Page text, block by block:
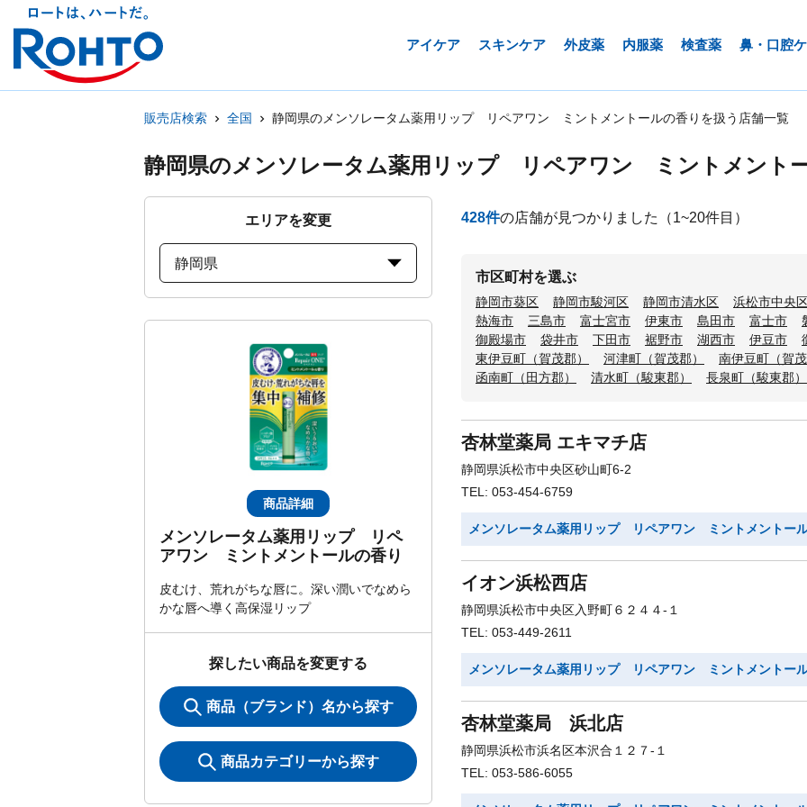
アイケア スキンケア 外皮薬 内服薬 検査薬 鼻・口腔
販売店検索 全国 静岡県のメンソレータム薬用リップ リペアワン ミントメントールの香りを扱う店舗一覧
静岡県のメンソレータム薬用リップ リペアワン ミントメント
エリアを変更
静岡県
商品詳細
メンソレータム薬用リップ リペ
アワン ミントメントールの香り
皮むけ、荒れがちな唇に。深い潤いでなめら
かな唇へ導く高保湿リップ
探したい商品を変更する
商品（ブランド）名から探す
商品カテゴリーから探す
428件の店舗が見つかりました （1~20件目）
市区町村を選ぶ
静岡市葵区 静岡市駿河区 静岡市清水区 浜松市中央
熱海市
三島市 富士宮市 伊東市 島田市 富士市
御殿場市
袋井市 下田市 裾野市 湖西市 伊豆市
東伊豆町（賀茂郡）
河津町（賀茂郡） 南伊豆町（賀茂
函南町（田方郡）
清水町（駿東郡） 長泉町（駿東郡）
杏林堂薬局 エキマチ店
静岡県浜松市中央区砂山町6-2
TEL: 053-454-6759
メンソレータム薬用リップ リペアワン ミントメントー
イオン浜松西店
静岡県浜松市中央区入野町６２４４-１
TEL: 053-449-2611
メンソレータム薬用リップ リペアワン ミントメントー
杏林堂薬局 浜北店
静岡県浜松市浜名区本沢合１２７-１
TEL: 053-586-6055